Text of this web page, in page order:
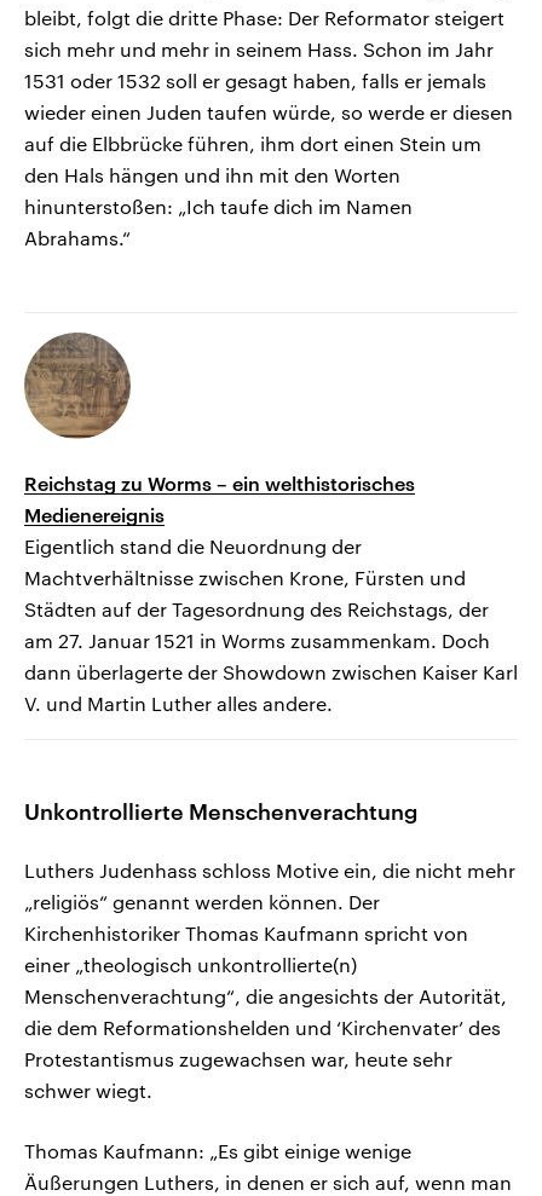
bleibt, folgt die dritte Phase: Der Reformator steigert
sich mehr und mehr in seinem Hass. Schon im Jahr
1531 oder 1532 soll er gesagt haben, falls er jemals
wieder einen Juden taufen würde, so werde er diesen
auf die Elbbrücke führen, ihm dort einen Stein um
den Hals hängen und ihn mit den Worten
hinunterstoßen: „Ich taufe dich im Namen
Abrahams.“
Reichstag zu Worms – ein welthistorisches
Medienereignis
Eigentlich stand die Neuordnung der
Machtverhältnisse zwischen Krone, Fürsten und
Städten auf der Tagesordnung des Reichstags, der
am 27. Januar 1521 in Worms zusammenkam. Doch
dann überlagerte der Showdown zwischen Kaiser Karl
V. und Martin Luther alles andere.
Unkontrollierte Menschenverachtung
Luthers Judenhass schloss Motive ein, die nicht mehr
„religiös“ genannt werden können. Der
Kirchenhistoriker Thomas Kaufmann spricht von
einer „theologisch unkontrollierte(n)
Menschenverachtung“, die angesichts der Autorität,
die dem Reformationshelden und ‘Kirchenvater’ des
Protestantismus zugewachsen war, heute sehr
schwer wiegt.
Thomas Kaufmann: „Es gibt einige wenige
Äußerungen Luthers, in denen er sich auf, wenn man